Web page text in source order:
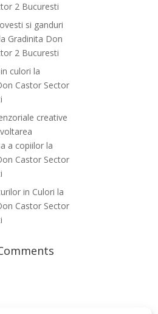
2 Bucuresti
si ganduri
Gradinita Don
2 Bucuresti
culori la
Castor Sector
creative
a copiilor la
Castor Sector
in Culori la
Castor Sector